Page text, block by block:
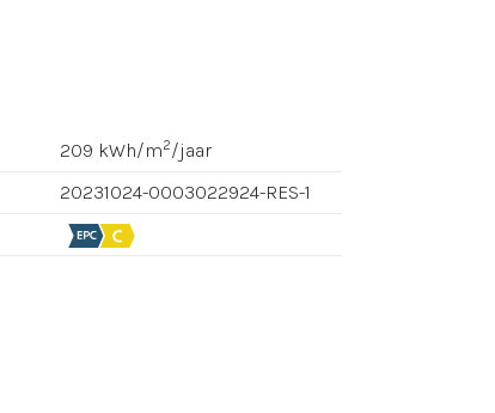
209 kWh/m2/jaar
20231024-0003022924-RES-1